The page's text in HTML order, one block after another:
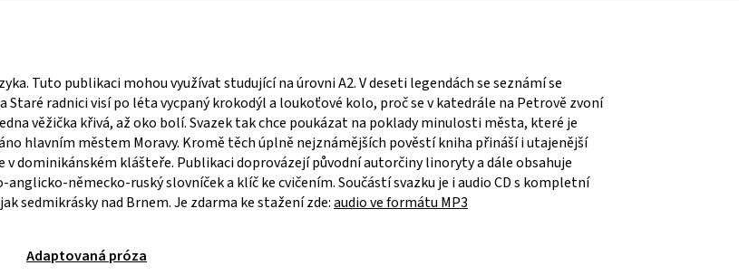
Tuto publikaci mohou využívat studující na úrovni A2. V deseti legendách se seznámí se
radnici visí po léta vycpaný krokodýl a loukoťové kolo, proč se v katedrále na Petrově zvoní
věžička křivá, až oko bolí. Svazek tak chce poukázat na poklady minulosti města, které je
hlavním městem Moravy. Kromě těch úplně nejznámějších pověstí kniha přináší i utajenější
dominikánském klášteře. Publikaci doprovázejí původní autorčiny linoryty a dále obsahuje
německo-ruský slovníček a klíč ke cvičením. Součástí svazku je i audio CD s kompletní
sedmikrásky nad Brnem. Je zdarma ke stažení zde:audio ve formátu MP3
Adaptovaná próza